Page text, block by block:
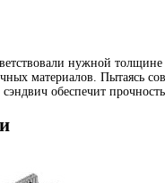
нужной толщине
материалов. Пытаясь
обеспечит